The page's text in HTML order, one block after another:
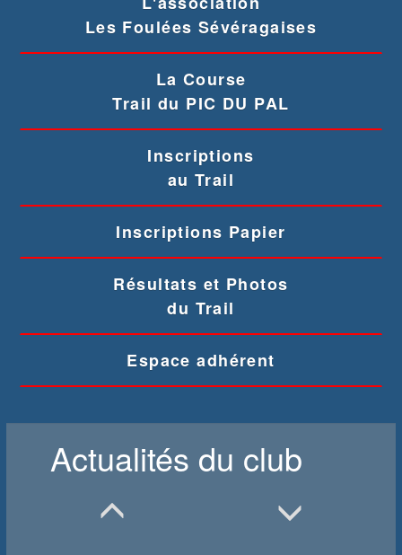
Les Foulées Sévéragaises
La Course
Trail du PIC DU PAL
Inscriptions
au Trail
Inscriptions Papier
Résultats et Photos
du Trail
Espace adhérent
Actualités du club